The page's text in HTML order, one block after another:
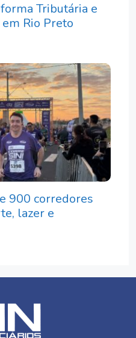
Tributária e
Rio Preto
900 corredores
lazer e